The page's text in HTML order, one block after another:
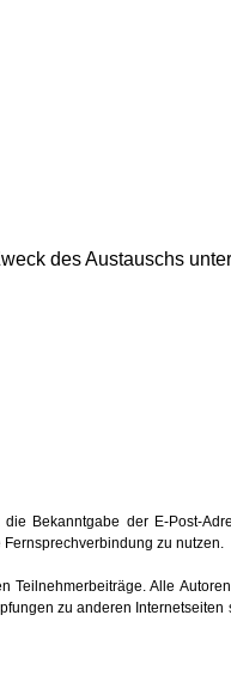
des Austauschs
Bekanntgabe der E-Post-
zu nutzen.
Teilnehmerbeiträge. Alle
zu anderen